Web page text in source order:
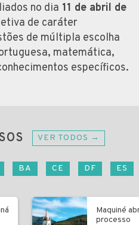
no dia 11 de abril de
de caráter
de múltipla escolha
matemática,
específicos.
VER TODOS →
BA CE DF ES
Maquiné
processo